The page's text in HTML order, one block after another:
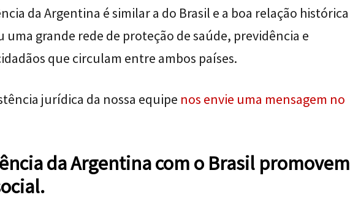
da Argentina é similar a do Brasil e a boa relação histórica
grande rede de proteção de saúde, previdência e
que circulam entre ambos países.
jurídica da nossa equipe nos envie uma mensagem no
da Argentina com o Brasil promovem